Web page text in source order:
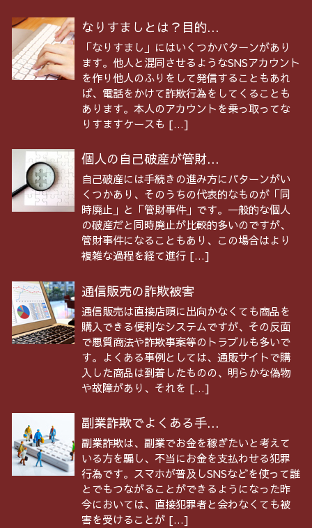
なりすましとは？目的...
「なりすまし」にはいくつかパターンがあり
ます。他人と混同させるようなSNSアカウント
を作り他人のふりをして発信することもあれ
ば、電話をかけて詐欺行為をしてくることも
あります。本人のアカウントを乗っ取ってな
りすますケースも […]
個人の自己破産が管財...
自己破産には手続きの進み方にパターンがい
くつかあり、そのうちの代表的なものが「同
時廃止」と「管財事件」です。一般的な個人
の破産だと同時廃止が比較的多いのですが、
管財事件になることもあり、この場合はより
複雑な過程を経て進行 […]
通信販売の詐欺被害
通信販売は直接店頭に出向かなくても商品を
購入できる便利なシステムですが、その反面
で悪質商法や詐欺事案等のトラブルも多いで
す。よくある事例としては、通販サイトで購
入した商品は到着したものの、明らかな偽物
や故障があり、それを […]
副業詐欺でよくある手...
副業詐欺は、副業でお金を稼ぎたいと考えて
いる方を騙し、不当にお金を支払わせる犯罪
行為です。スマホが普及しSNSなどを使って誰
とでもつながることができるようになった昨
今においては、直接犯罪者と会わなくても被
害を受けることが […]